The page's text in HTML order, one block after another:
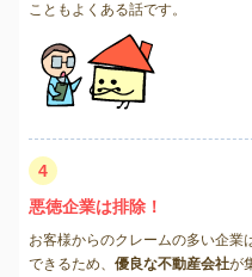
こともよくある話です。
4
悪徳企業は排除！
お客様からのクレームの多い企業
できるため、 優良な不動産会社が